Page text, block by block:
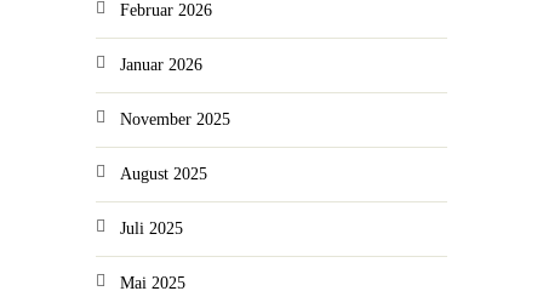
Februar 2026
Januar 2026
November 2025
August 2025
Juli 2025
Mai 2025